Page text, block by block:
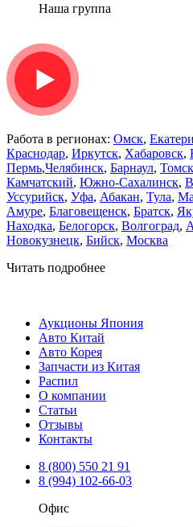
Наша группа
Работа в регионах: Омск,
Краснодар, Иркутск, Хабаровск,
Пермь,Челябинск, Барнаул, Томск
Камчатский, Южно-Сахалинск,
Уссурийск, Уфа, Абакан, Тула,
Амуре, Благовещенск, Братск,
Находка, Белогорск, Волгоград,
Новокузнецк, Бийск, Москва
Читать подробнее
Аукционы Япония
Авто Китай
Авто Корея
Запчасти из Китая
Распил
О компании
Статьи
Отзывы
Контакты
8 (800) 550 21 91
8 (994) 102-66-03
Офис